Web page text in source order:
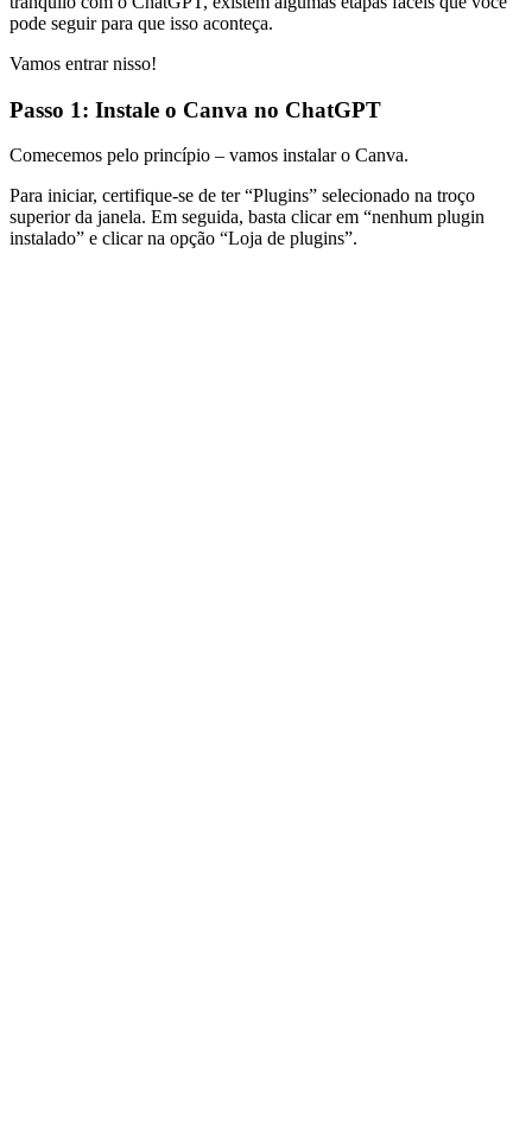
pode seguir para que isso aconteça.
Vamos entrar nisso!
Passo 1: Instale o Canva no ChatGPT
Comecemos pelo princípio – vamos instalar o Canva.
Para iniciar, certifique-se de ter “Plugins” selecionado na troço
superior da janela. Em seguida, basta clicar em “nenhum plugin
instalado” e clicar na opção “Loja de plugins”.